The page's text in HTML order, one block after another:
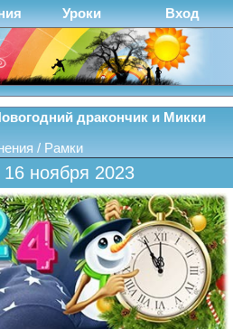
Уроки Вход
дракончик и Микки
/ Рамки
| 16 ноября 2023